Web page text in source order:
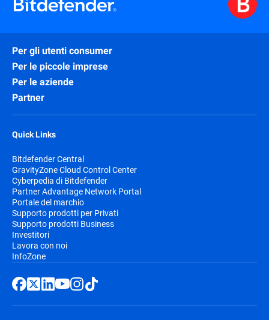
Per gli utenti consumer
Per le piccole imprese
Per le aziende
Partner
Quick Links
Bitdefender Central
GravityZone Cloud Control Center
Cyberpedia di Bitdefender
Partner Advantage Network Portal
Portale del marchio
Supporto prodotti per Privati
Supporto prodotti Business
Investitori
Lavora con noi
InfoZone